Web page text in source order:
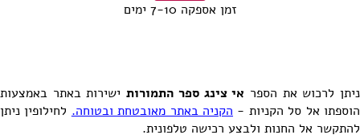
זמן אספקה 7-10 ימים
ניתן לרכוש את הספר אי צינג ספר התמורותישירות באתר באמצעות
הוספתו אל סל הקניות - הקניה באתר מאובטחת ובטוחה. לחילופין ניתן
להתקשר אל החנות ולבצע רכישה טלפונית.